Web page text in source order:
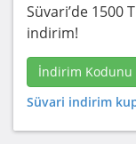
Süvari’de 1500
indirim!
İndirim Kodunu
Süvari indirim